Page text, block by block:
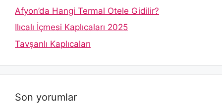
Afyon’da Hangi Termal Otele Gidilir?
Ilıcalı İçmesi Kaplıcaları 2025
Tavşanlı Kaplıcaları
Son yorumlar